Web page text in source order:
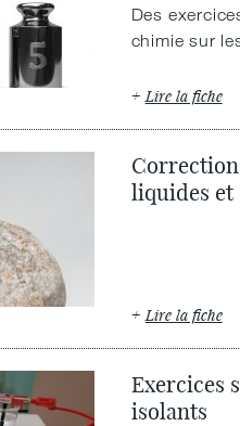
Des
chimie sur
Lire la fiche
Correction
liquides et
Lire la fiche
Exercices
isolants